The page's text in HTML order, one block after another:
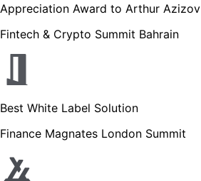
Appreciation Award to Arthur Azizov
Fintech & Crypto Summit Bahrain
Best White Label Solution
Finance Magnates London Summit